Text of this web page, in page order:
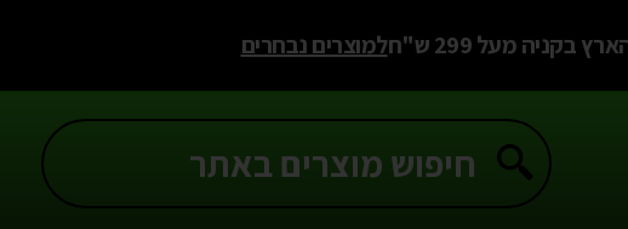
בקניה מעל 299 ש"ח למוצרים נבחרים